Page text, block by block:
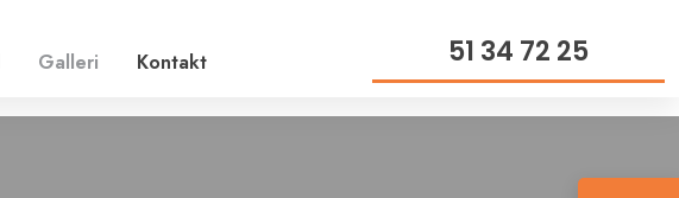
Galleri Kontakt 51 34 72 25